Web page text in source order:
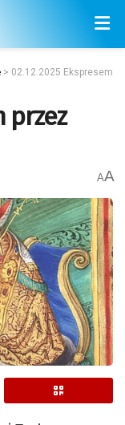
> 02.12.2025 Ekspresem
przez
AA